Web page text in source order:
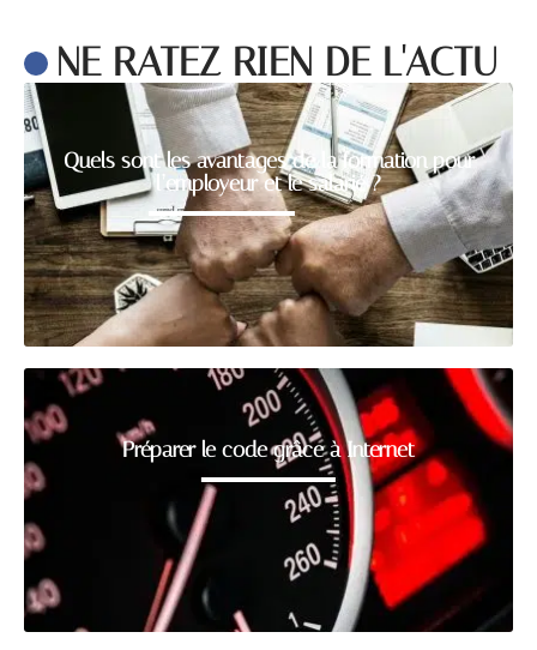
NE RATEZ RIEN DE L'ACTU
Quels sont les avantages de la formation pour
l’employeur et le salarié ?
Préparer le code grâce à Internet